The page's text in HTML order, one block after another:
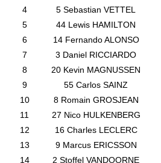
4
5 Sebastian VETTEL
5
44 Lewis HAMILTON
6
14 Fernando ALONSO
7
3 Daniel RICCIARDO
8
20 Kevin MAGNUSSEN
9
55 Carlos SAINZ
10
8 Romain GROSJEAN
11
27 Nico HULKENBERG
12
16 Charles LECLERC
13
9 Marcus ERICSSON
14
2 Stoffel VANDOORNE